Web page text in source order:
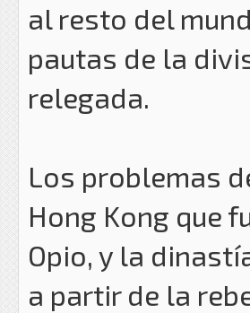
al resto del
pautas de la
relegada.
Los problemas
Hong Kong que
Opio, y la
a partir de la